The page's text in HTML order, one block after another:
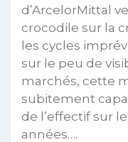
d’ArcelorMittal
crocodile sur la
les cycles
sur le peu de
marchés, cette
subitement
de l’effectif sur
années….